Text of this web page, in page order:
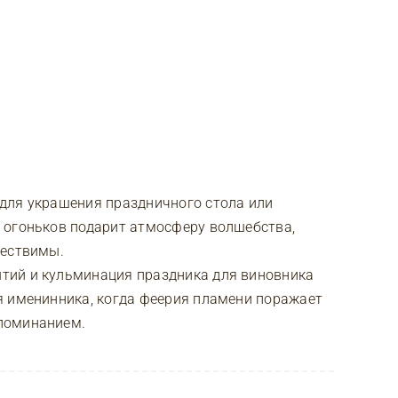
украшения праздничного стола или
подарит атмосферу волшебства,
и кульминация праздника для виновника
когда феерия пламени поражает